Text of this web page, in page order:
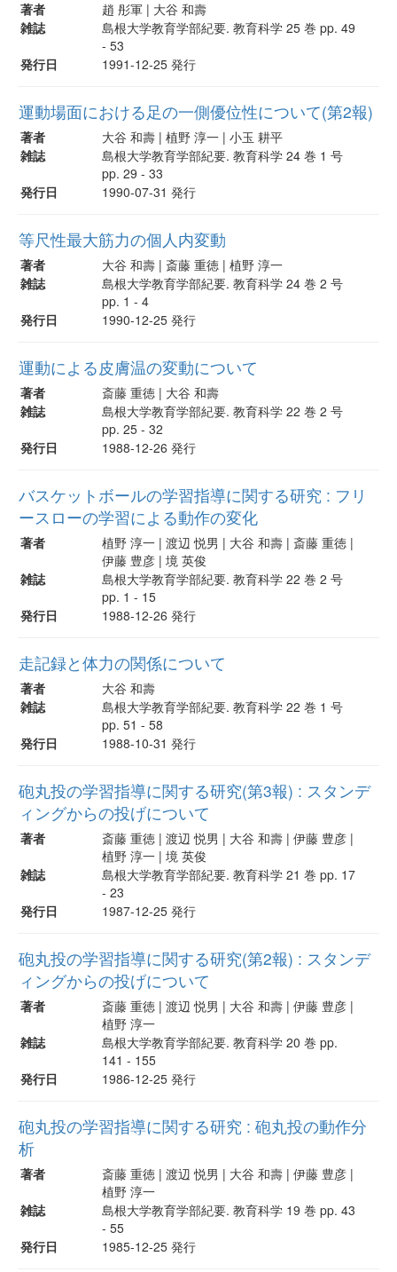
著者
趙 彤軍 | 大谷 和壽
雑誌
島根大学教育学部紀要. 教育科学 25 巻 pp. 49
- 53
発行日
1991-12-25 発行
運動場面における足の一側優位性について(第2報)
著者
大谷 和壽 | 植野 淳一 | 小玉 耕平
雑誌
島根大学教育学部紀要. 教育科学 24 巻 1 号
pp. 29 - 33
発行日
1990-07-31 発行
等尺性最大筋力の個人内変動
著者
大谷 和壽 | 斎藤 重徳 | 植野 淳一
雑誌
島根大学教育学部紀要. 教育科学 24 巻 2 号
pp. 1 - 4
発行日
1990-12-25 発行
運動による皮膚温の変動について
著者
斎藤 重徳 | 大谷 和壽
雑誌
島根大学教育学部紀要. 教育科学 22 巻 2 号
pp. 25 - 32
発行日
1988-12-26 発行
バスケットボールの学習指導に関する研究 : フリ
ースローの学習による動作の変化
著者
植野 淳一 | 渡辺 悦男 | 大谷 和壽 | 斎藤 重徳 |
伊藤 豊彦 | 境 英俊
雑誌
島根大学教育学部紀要. 教育科学 22 巻 2 号
pp. 1 - 15
発行日
1988-12-26 発行
走記録と体力の関係について
著者
大谷 和壽
雑誌
島根大学教育学部紀要. 教育科学 22 巻 1 号
pp. 51 - 58
発行日
1988-10-31 発行
砲丸投の学習指導に関する研究(第3報) : スタンデ
ィングからの投げについて
著者
斎藤 重徳 | 渡辺 悦男 | 大谷 和壽 | 伊藤 豊彦 |
植野 淳一 | 境 英俊
雑誌
島根大学教育学部紀要. 教育科学 21 巻 pp. 17
- 23
発行日
1987-12-25 発行
砲丸投の学習指導に関する研究(第2報) : スタンデ
ィングからの投げについて
著者
斎藤 重徳 | 渡辺 悦男 | 大谷 和壽 | 伊藤 豊彦 |
植野 淳一
雑誌
島根大学教育学部紀要. 教育科学 20 巻 pp.
141 - 155
発行日
1986-12-25 発行
砲丸投の学習指導に関する研究 : 砲丸投の動作分
析
著者
斎藤 重徳 | 渡辺 悦男 | 大谷 和壽 | 伊藤 豊彦 |
植野 淳一
雑誌
島根大学教育学部紀要. 教育科学 19 巻 pp. 43
- 55
発行日
1985-12-25 発行